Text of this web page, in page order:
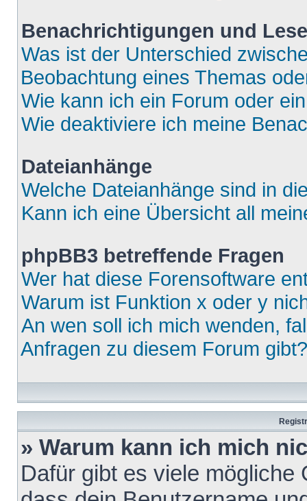
Benachrichtigungen und
Was ist der Unterschied
Beobachtung eines Themas
Wie kann ich ein Forum oder
Wie deaktiviere ich meine
Dateianhänge
Welche Dateianhänge sind in
Kann ich eine Übersicht all
phpBB3 betreffende Fragen
Wer hat diese Forensoftware
Warum ist Funktion x oder y
An wen soll ich mich wenden,
Anfragen zu diesem Forum gibt?
» Warum kann ich mich
Dafür gibt es viele